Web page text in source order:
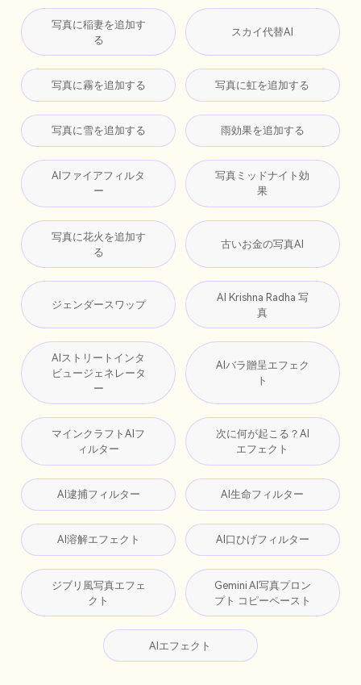
写真に稲妻を追加す
る
スカイ代替AI
写真に霧を追加する 写真に虹を追加する
写真に雪を追加する 雨効果を追加する
AIファイアフィルタ
ー
写真ミッドナイト効
果
写真に花火を追加す
る
古いお金の写真AI
ジェンダースワップ
AI Krishna Radha 写
真
AIストリートインタ
ビュージェネレータ
ー
AIバラ贈呈エフェク
ト
マインクラフトAIフ
ィルター
次に何が起こる？AI
エフェクト
AI逮捕フィルター AI生命フィルター
AI溶解エフェクト AI口ひげフィルター
ジブリ風写真エフェ
クト
Gemini AI写真プロン
プト コピーペースト
AIエフェクト